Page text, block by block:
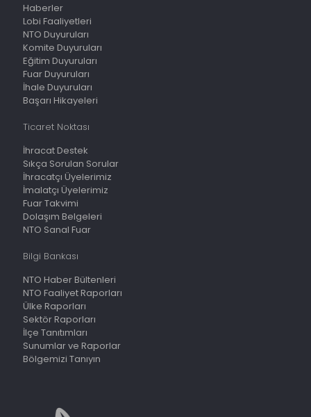
Haberler
Lobi Faaliyetleri
NTO Duyuruları
Komite Duyuruları
Eğitim Duyuruları
Fuar Duyuruları
İhale Duyuruları
Başarı Hikayeleri
Ticaret Noktası
İhracat Destek
Sıkça Sorulan Sorular
İhracatçı Üyelerimiz
İmalatçı Üyelerimiz
Fuar Takvimi
Dolaşım Belgeleri
NTO Sanal Fuar
Bilgi Bankası
NTO Haber Bültenleri
NTO Faaliyet Raporları
Ülke Raporları
Sektör Raporları
İlçe Tanıtımları
Sunumlar ve Raporlar
Bölgemizi Tanıyın